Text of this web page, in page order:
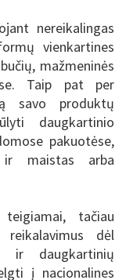
nereikalingas
vienkartines
mažmeninės
Taip pat per
savo produktų
daugkartinio
pakuotėse,
maistas arba
tačiau
dėl
ir daugkartinių
į nacionalines